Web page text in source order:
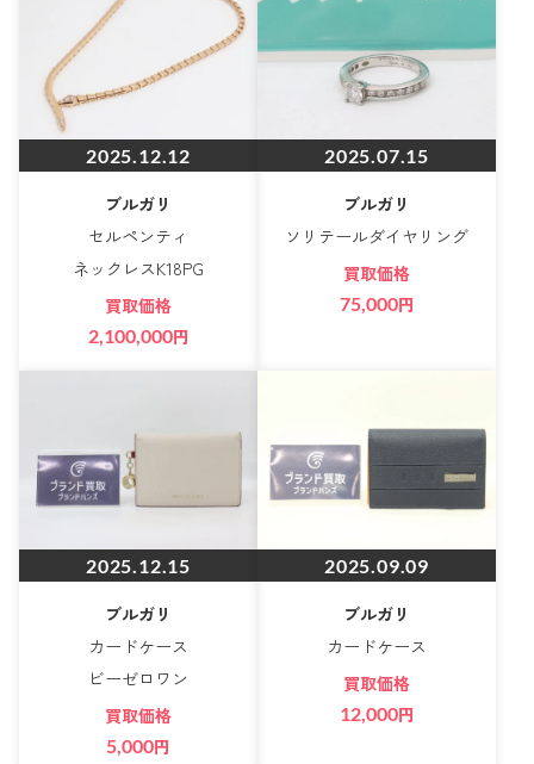
2025.12.12
ブルガリ
セルペンティ
ネックレスK18PG
買取価格
2,100,000円
2025.07.15
ブルガリ
ソリテールダイヤリング
買取価格
75,000円
2025.12.15
ブルガリ
カードケース
ビーゼロワン
買取価格
5,000円
2025.09.09
ブルガリ
カードケース
買取価格
12,000円